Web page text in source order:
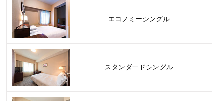
エコノミーシングル
スタンダードシングル